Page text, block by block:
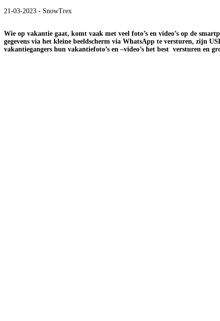
21-03-2023 - SnowTrex
Wie op vakantie gaat, komt vaak met veel foto’s en video’s op de
gegevens via het kleine beeldscherm via WhatsApp te versturen, zijn
vakantiegangers hun vakantiefoto’s en –video’s het best versturen en